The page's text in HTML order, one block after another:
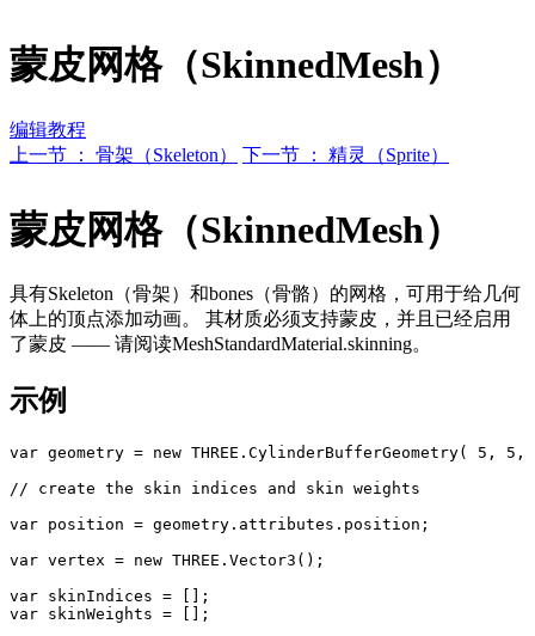
蒙皮网格（SkinnedMesh）
编辑教程
上一节 ： 骨架（Skeleton）
下一节 ： 精灵（Sprite）
蒙皮网格（SkinnedMesh）
具有Skeleton（骨架）和bones（骨骼）的网格，可用于给几何
体上的顶点添加动画。 其材质必须支持蒙皮，并且已经启用
了蒙皮 —— 请阅读MeshStandardMaterial.skinning。
示例
var geometry = new THREE.CylinderBufferGeometry(
// create the skin indices and skin weights
var position = geometry.attributes.position;
var vertex = new THREE.Vector3();
var skinIndices = [];
var skinWeights = [];